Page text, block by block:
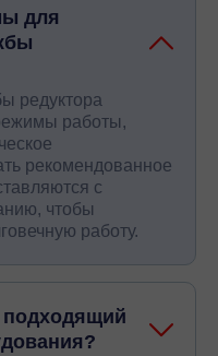
для
редуктора
работы,
рекомендованное
с
чтобы
работу.
подходящий